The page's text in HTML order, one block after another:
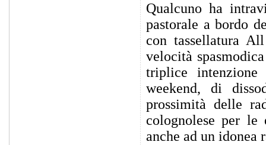
Qualcuno ha
pastorale a bordo
con tassellatura
velocità
triplice
weekend, di
prossimità delle
colognolese per le
anche ad un idonea